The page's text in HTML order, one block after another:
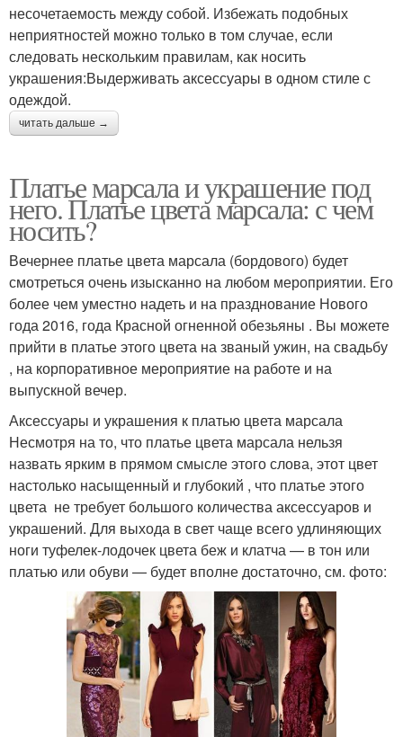
несочетаемость между собой. Избежать подобных
неприятностей можно только в том случае, если
следовать нескольким правилам, как носить
украшения:Выдерживать аксессуары в одном стиле с
одеждой.
читать дальше →
Платье марсала и украшение под
него. Платье цвета марсала: с чем
носить?
Вечернее платье цвета марсала (бордового) будет
смотреться очень изысканно на любом мероприятии. Его
более чем уместно надеть и на празднование Нового
года 2016, года Красной огненной обезьяны . Вы можете
прийти в платье этого цвета на званый ужин, на свадьбу
, на корпоративное мероприятие на работе и на
выпускной вечер.
Аксессуары и украшения к платью цвета марсала
Несмотря на то, что платье цвета марсала нельзя
назвать ярким в прямом смысле этого слова, этот цвет
настолько насыщенный и глубокий , что платье этого
цвета не требует большого количества аксессуаров и
украшений. Для выхода в свет чаще всего удлиняющих
ноги туфелек-лодочек цвета беж и клатча — в тон или
платью или обуви — будет вполне достаточно, см. фото: